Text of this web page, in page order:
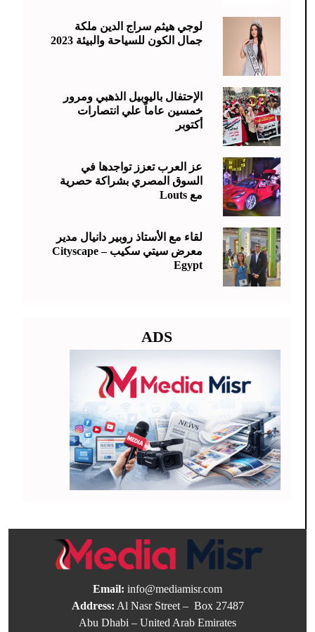
لوجي هيثم سراج الدين ملكة
جمال الكون للسياحة والبيئة 2023
الإحتفال باليوبيل الذهبي ومرور
خمسين عاماً علي انتصارات
أكتوبر
عز العرب تعزز تواجدها في
السوق المصري بشراكة حصرية
مع Louts
لقاء مع الأستاذ روبير دانيال مدير
معرض سيتي سكيب – Cityscape
Egypt
ADS
Email: info@mediamisr.com
Address: Al Nasr Street – Box 27487
Abu Dhabi – United Arab Emirates